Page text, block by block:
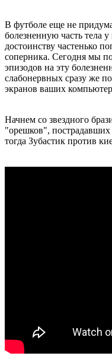
В футболе еще не
болезненную часть тела
достоинству частенько
соперника. Сегодня мы
эпизодов на эту
слабонервных сразу же
экранов ваших
Начнем со звездного
"орешков",
тогда Зубастик против